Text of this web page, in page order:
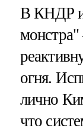
В КНДР
огня.
лично
что